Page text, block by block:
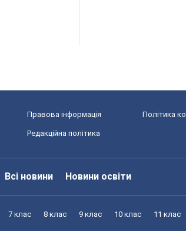
Правова інформація Політика
Редакційна політика
Всі новини Новини освіти
7 клас 8 клас 9 клас 10 клас 11 клас